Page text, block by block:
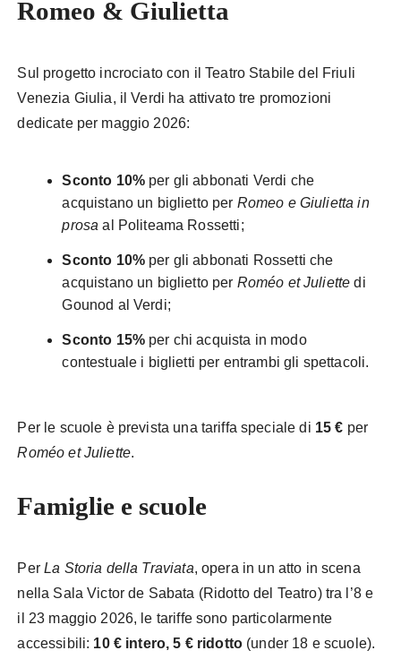
Romeo & Giulietta
Sul progetto incrociato con il Teatro Stabile del Friuli
Venezia Giulia, il Verdi ha attivato tre promozioni
dedicate per maggio 2026:
Sconto 10%per gli abbonati Verdi che
acquistano un biglietto per Romeo e Giulietta in
prosa al Politeama Rossetti;
Sconto 10%per gli abbonati Rossetti che
acquistano un biglietto per Roméo et Juliette di
Gounod al Verdi;
Sconto 15%per chi acquista in modo
contestuale i biglietti per entrambi gli spettacoli.
Per le scuole è prevista una tariffa speciale di 15 € per
Roméo et Juliette.
Famiglie e scuole
PerLa Storia della Traviata, opera in un atto in scena
nella Sala Victor de Sabata (Ridotto del Teatro) tra l’8 e
il 23 maggio 2026, le tariffe sono particolarmente
accessibili: 10 € intero, 5 € ridotto (under 18 e scuole).